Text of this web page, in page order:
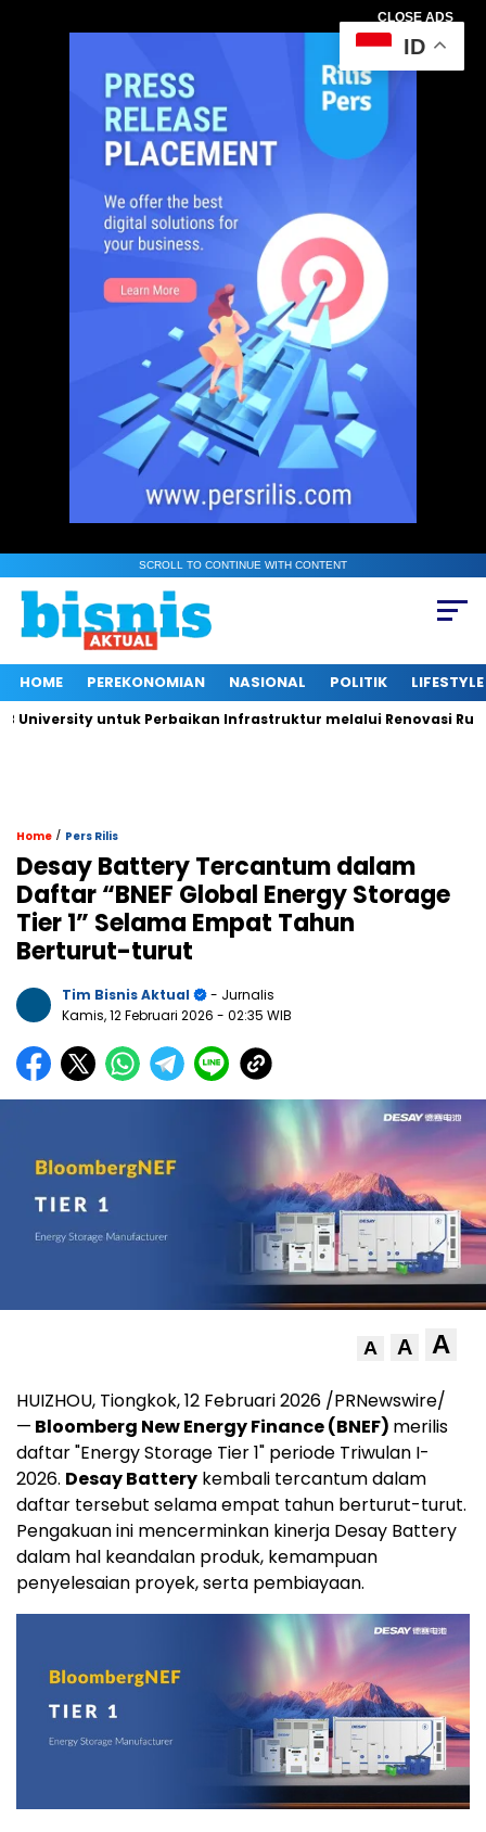
CLOSE ADS
SCROLL TO CONTINUE WITH CONTENT
HOME PEREKONOMIAN NASIONAL POLITIK LIFESTYLE
untuk Perbaikan Infrastruktur melalui Renovasi Ruang
Home / Pers Rilis
Desay Battery Tercantum dalam
Daftar “BNEF Global Energy Storage
Tier 1” Selama Empat Tahun
Berturut-turut
Tim Bisnis Aktual
- Jurnalis
Kamis, 12 Februari 2026 - 02:35 WIB
A A A
HUIZHOU, Tiongkok, 12 Februari 2026 /PRNewswire/
— Bloomberg New Energy Finance (BNEF) merilis
daftar "Energy Storage Tier 1" periode Triwulan I-
2026. Desay Battery kembali tercantum dalam
daftar tersebut selama empat tahun berturut-turut.
Pengakuan ini mencerminkan kinerja Desay Battery
dalam hal keandalan produk, kemampuan
penyelesaian proyek, serta pembiayaan.
ID